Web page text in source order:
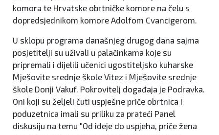
komora te Hrvatske obrtničke komore na čelu s
dopredsjednikom komore Adolfom Cvancigerom.
U sklopu programa današnjeg drugog dana sajma
posjetitelji su uživali u palačinkama koje su
pripremali i dijelili učenici ugostiteljsko kuharske
Mješovite srednje škole Vitez i Mješovite srednje
škole Donji Vakuf. Pokrovitelj događaja je Podravka.
Oni koji su željeli čuti uspješne priče obrtnica i
poduzetnica imali su priliku za prateći Panel
diskusiju na temu "Od ideje do uspjeha, priče žena